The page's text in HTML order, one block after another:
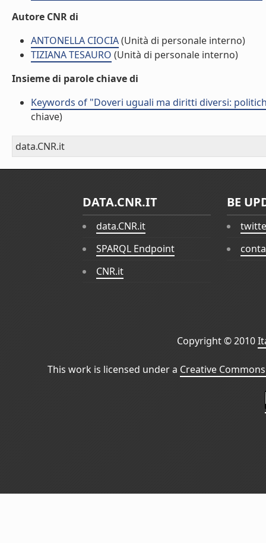
Autore CNR di
ANTONELLA CIOCIA(Unità di personale interno)
TIZIANA TESAURO (Unità di personale interno)
Insieme di parole chiave di
Keywords of "Doveri uguali ma diritti diversi:
chiave)
data.CNR.it
DATA.CNR.IT
data.CNR.it
SPARQL Endpoint
CNR.it
BE
Copyright © 2010
This work is licensed under a Creative